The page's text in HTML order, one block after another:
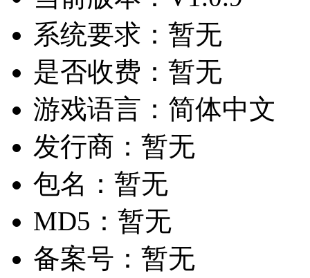
系统要求： 暂无
是否收费： 暂无
游戏语言： 简体中文
发行商： 暂无
包名： 暂无
MD5： 暂无
备案号： 暂无